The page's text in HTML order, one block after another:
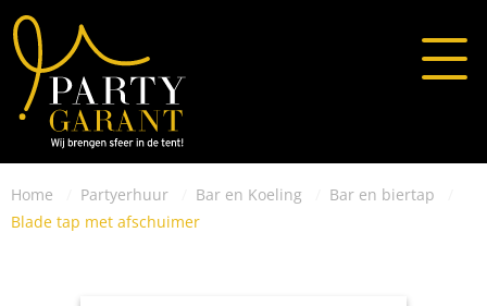
Home Partyerhuur Bar en Koeling
Bar en biertap
Blade tap met afschuimer